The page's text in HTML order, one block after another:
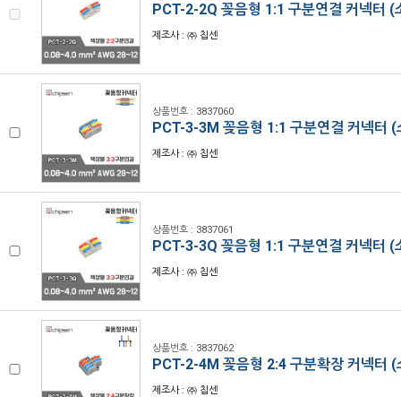
PCT-2-2Q 꽂음형 1:1 구분연결 커넥터 (
제조사 : ㈜ 칩센
상품번호 : 3837060
PCT-3-3M 꽂음형 1:1 구분연결 커넥터 (
제조사 : ㈜ 칩센
상품번호 : 3837061
PCT-3-3Q 꽂음형 1:1 구분연결 커넥터 (
제조사 : ㈜ 칩센
상품번호 : 3837062
PCT-2-4M 꽂음형 2:4 구분확장 커넥터 (
제조사 : ㈜ 칩센